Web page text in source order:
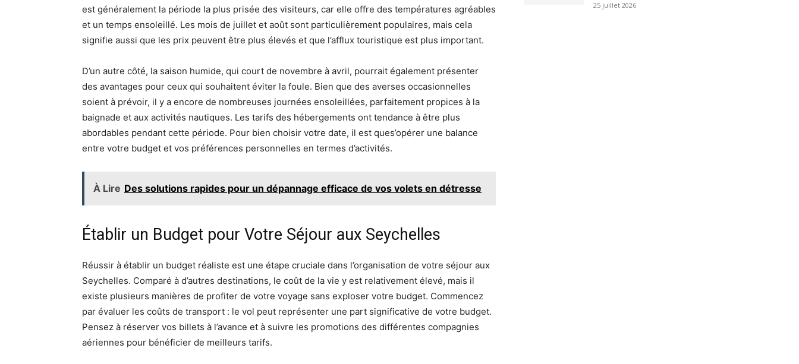
est généralement la période la plus prisée des visiteurs, car elle offre des températures agréables
et un temps ensoleillé. Les mois de juillet et août sont particulièrement populaires, mais cela
signifie aussi que les prix peuvent être plus élevés et que l’afflux touristique est plus important.
D’un autre côté, la saison humide, qui court de novembre à avril, pourrait également présenter
des avantages pour ceux qui souhaitent éviter la foule. Bien que des averses occasionnelles
soient à prévoir, il y a encore de nombreuses journées ensoleillées, parfaitement propices à la
baignade et aux activités nautiques. Les tarifs des hébergements ont tendance à être plus
abordables pendant cette période. Pour bien choisir votre date, il est ques’opérer une balance
entre votre budget et vos préférences personnelles en termes d’activités.
À Lire Des solutions rapides pour un dépannage efficace de vos volets en détresse
Établir un Budget pour Votre Séjour aux Seychelles
Réussir à établir un budget réaliste est une étape cruciale dans l’organisation de votre séjour aux
Seychelles. Comparé à d’autres destinations, le coût de la vie y est relativement élevé, mais il
existe plusieurs manières de profiter de votre voyage sans exploser votre budget. Commencez
par évaluer les coûts de transport : le vol peut représenter une part significative de votre budget.
Pensez à réserver vos billets à l’avance et à suivre les promotions des différentes compagnies
aériennes pour bénéficier de meilleurs tarifs.
25 juillet 2026